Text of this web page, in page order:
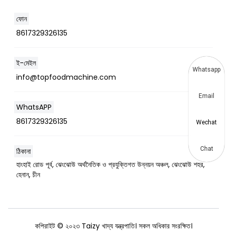
ফোন
8617329326135
ই-মেইল
info@topfoodmachine.com
WhatsAPP
8617329326135
ঠিকানা
হাংহাই রোড পূর্ব, ঝেংঝোউ অর্থনৈতিক ও প্রযুক্তিগত উন্নয়ন অঞ্চল, ঝেংঝোউ শহর,
হেনান, চীন
কপিরাইট © ২০২৩ Taizy খাদ্য যন্ত্রপাতি। সকল অধিকার সংরক্ষিত।
Whatsapp
Email
Wechat
Chat